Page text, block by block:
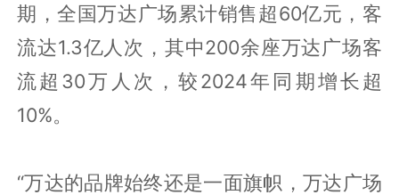
期，全国万达广场累计销售超60亿元，客
流达1.3亿人次，其中200余座万达广场客
流超30万人次，较2024年同期增长超
10%。
“万达的品牌始终还是一面旗帜，万达广场